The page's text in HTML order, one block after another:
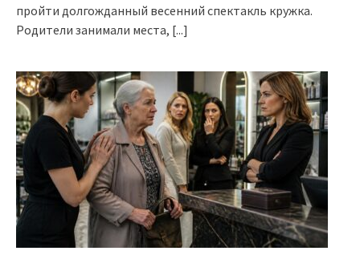
пройти долгожданный весенний спектакль кружка.
Родители занимали места, [...]